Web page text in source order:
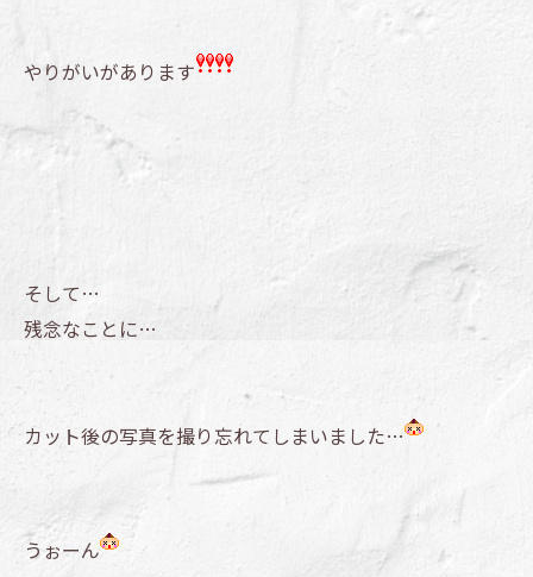
やりがいがあります
そして…
残念なことに…
カット後の写真を撮り忘れてしまいました…
うぉーん